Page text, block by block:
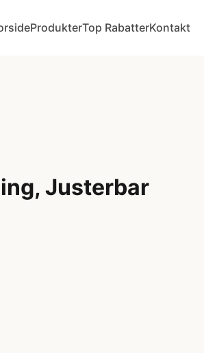
ProdukterTop RabatterKontakt
Justerbar